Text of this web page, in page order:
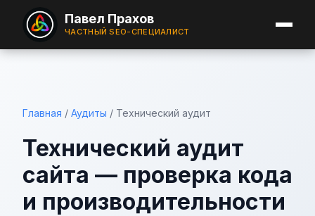
Павел Прахов
ЧАСТНЫЙ SEO-СПЕЦИАЛИСТ
Главная / Аудиты / Технический аудит
Технический аудит
сайта — проверка кода
и производительности